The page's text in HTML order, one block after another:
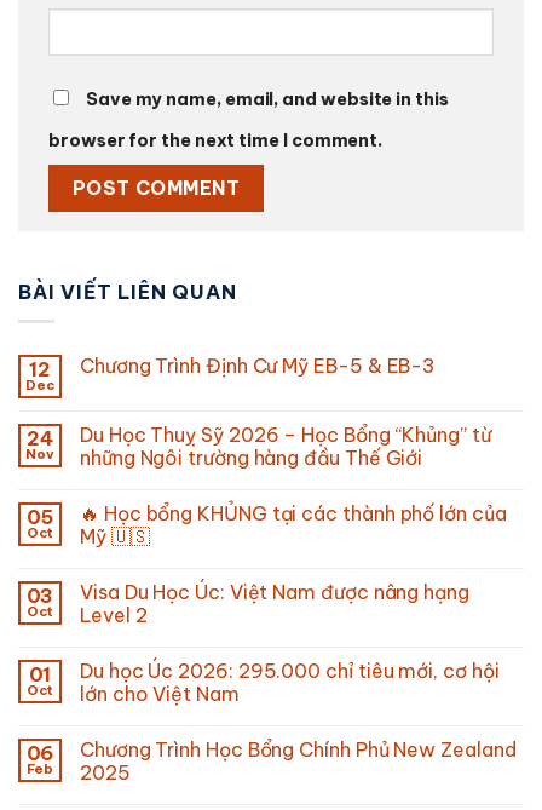
Save my name, email, and website in this
browser for the next time I comment.
BÀI VIẾT LIÊN QUAN
12
Dec
Chương Trình Định Cư Mỹ EB-5 & EB-3
24
Nov
Du Học Thuỵ Sỹ 2026 – Học Bổng “Khủng” từ
những Ngôi trường hàng đầu Thế Giới
05
Oct
🔥 Học bổng KHỦNG tại các thành phố lớn của
Mỹ 🇺🇸
03
Oct
Visa Du Học Úc: Việt Nam được nâng hạng
Level 2
01
Oct
Du học Úc 2026: 295.000 chỉ tiêu mới, cơ hội
lớn cho Việt Nam
06
Feb
Chương Trình Học Bổng Chính Phủ New Zealand
2025